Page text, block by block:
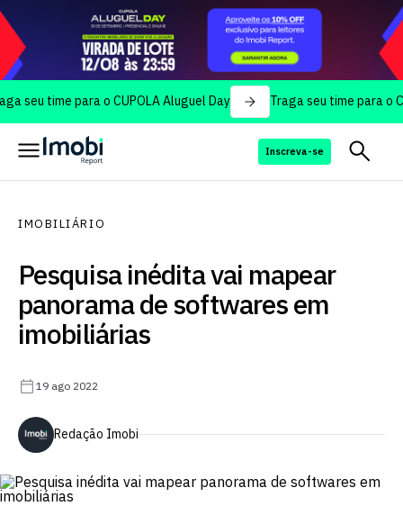
time para o CUPOLA Aluguel Day Traga seu time para o
Inscreva-se
IMOBILIÁRIO
Pesquisa inédita vai mapear
panorama de softwares em
imobiliárias
19 ago 2022
Redação Imobi